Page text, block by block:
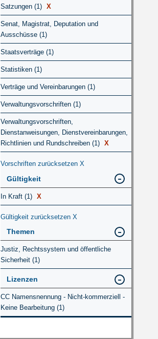
Satzungen (1) X
Senat, Magistrat, Deputation und
Ausschüsse (1)
Staatsverträge (1)
Statistiken (1)
Verträge und Vereinbarungen (1)
Verwaltungsvorschriften (1)
Verwaltungsvorschriften,
Dienstanweisungen, Dienstvereinbarungen,
Richtlinien und Rundschreiben (1) X
Vorschriften zurücksetzen X
Gültigkeit
In Kraft (1) X
Gültigkeit zurücksetzen X
Themen
Justiz, Rechtssystem und öffentliche
Sicherheit (1)
Lizenzen
CC Namensnennung - Nicht-kommerziell -
Keine Bearbeitung (1)